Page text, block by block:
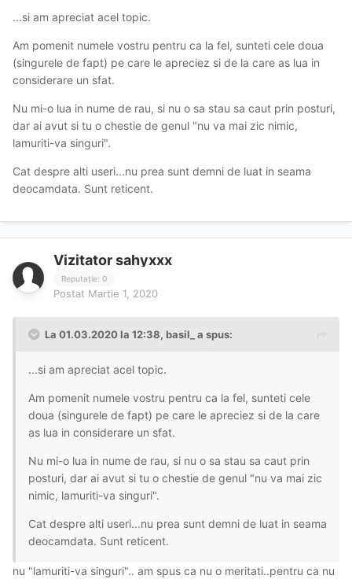
...si am apreciat acel topic.
Am pomenit numele vostru pentru ca la fel, sunteti cele doua
(singurele de fapt) pe care le apreciez si de la care as lua in
considerare un sfat.
Nu mi-o lua in nume de rau, si nu o sa stau sa caut prin posturi,
dar ai avut si tu o chestie de genul "nu va mai zic nimic,
lamuriti-va singuri".
Cat despre alti useri...nu prea sunt demni de luat in seama
deocamdata. Sunt reticent.
Vizitator sahyxxx
Reputație: 0
Postat Martie 1, 2020
La 01.03.2020 la 12:38, basil_ a spus:
...si am apreciat acel topic.
Am pomenit numele vostru pentru ca la fel, sunteti cele
doua (singurele de fapt) pe care le apreciez si de la care
as lua in considerare un sfat.
Nu mi-o lua in nume de rau, si nu o sa stau sa caut prin
posturi, dar ai avut si tu o chestie de genul "nu va mai zic
nimic, lamuriti-va singuri".
Cat despre alti useri...nu prea sunt demni de luat in seama
deocamdata. Sunt reticent.
nu "lamuriti-va singuri".. am spus ca nu o meritati..pentru ca nu